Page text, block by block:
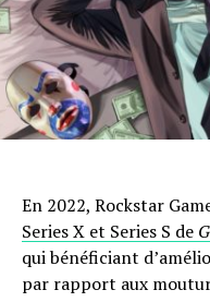
En 2022, Rockstar
Series X et Series S de
qui bénéficiant
par rapport aux